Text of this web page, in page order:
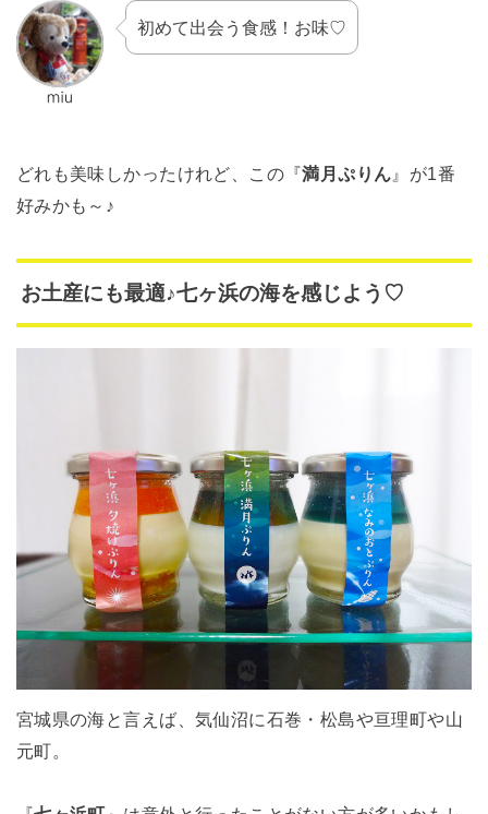
初めて出会う食感！お味♡
どれも美味しかったけれど、この『満月ぷりん 』が1番
好みかも～♪
お土産にも最適♪七ヶ浜の海を感じよう♡
宮城県の海と言えば、気仙沼に石巻・松島や亘理町や山
元町。